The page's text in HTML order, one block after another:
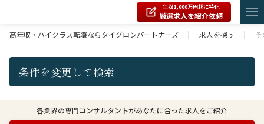
年収1,000万円超に特化
厳選求人を紹介依頼
高年収・ハイクラス転職ならタイグロンパートナーズ
| 求人を探す |
条件を変更して検索
各業界の専門コンサルタントがあなたに合った求人をご紹介